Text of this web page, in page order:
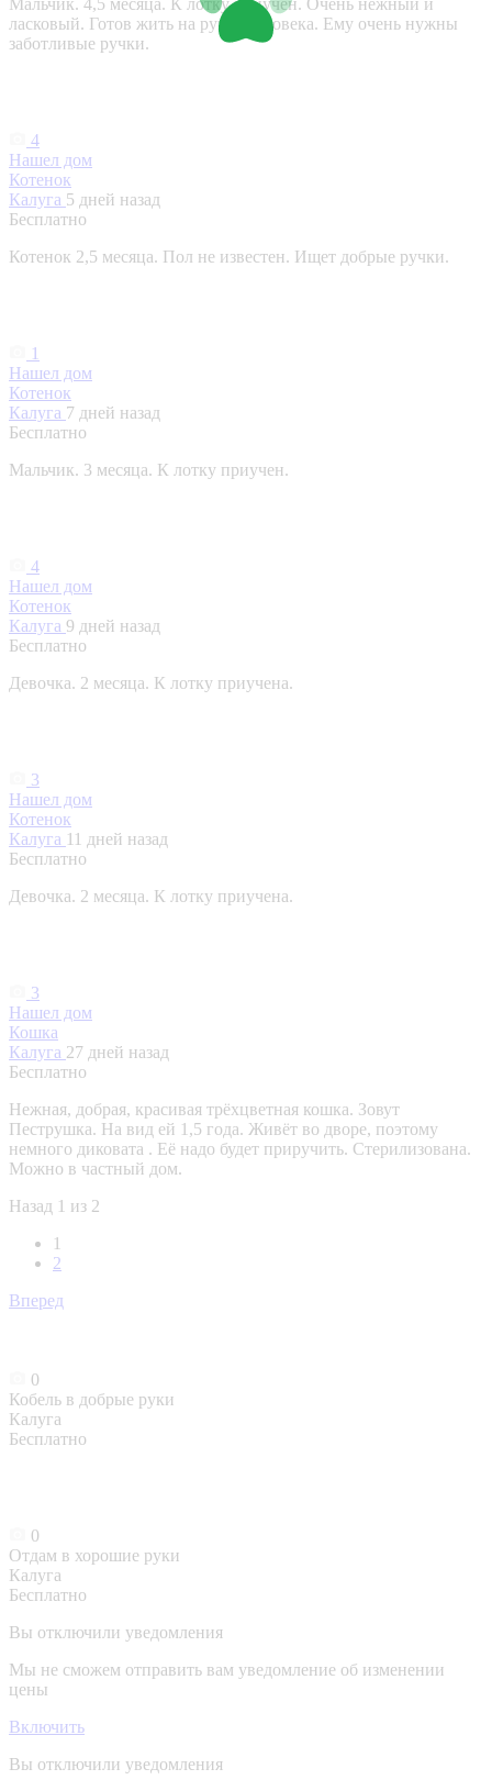
Мальчик. 4,5 месяца. К лотку приучен. Очень нежный и
ласковый. Готов жить на руках человека. Ему очень нужны
заботливые ручки.
4
Нашел дом
Котенок
Калуга 5 дней назад
Бесплатно
Котенок 2,5 месяца. Пол не известен. Ищет добрые ручки.
1
Нашел дом
Котенок
Калуга 7 дней назад
Бесплатно
Мальчик. 3 месяца. К лотку приучен.
4
Нашел дом
Котенок
Калуга 9 дней назад
Бесплатно
Девочка. 2 месяца. К лотку приучена.
3
Нашел дом
Котенок
Калуга 11 дней назад
Бесплатно
Девочка. 2 месяца. К лотку приучена.
3
Нашел дом
Кошка
Калуга 27 дней назад
Бесплатно
Нежная, добрая, красивая трёхцветная кошка. Зовут
Пеструшка. На вид ей 1,5 года. Живёт во дворе, поэтому
немного диковата . Её надо будет приручить. Стерилизована.
Можно в частный дом.
Назад 1 из 2
1
2
Вперед
0
Кобель в добрые руки
Калуга
Бесплатно
0
Отдам в хорошие руки
Калуга
Бесплатно
Вы отключили уведомления
Мы не сможем отправить вам уведомление об изменении
цены
Включить
Вы отключили уведомления